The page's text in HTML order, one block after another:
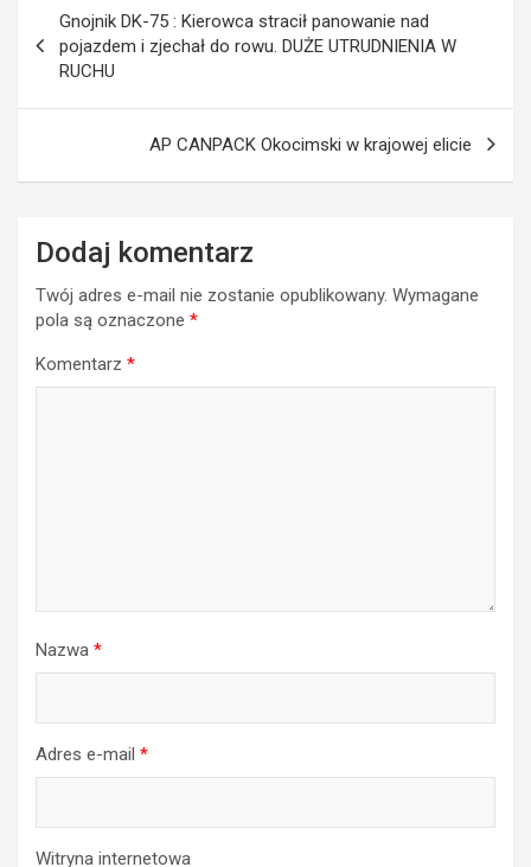
wpisu
Gnojnik DK-75 : Kierowca stracił panowanie nad
pojazdem i zjechał do rowu. DUŻE UTRUDNIENIA W
RUCHU
AP CANPACK Okocimski w krajowej elicie
Dodaj komentarz
Twój adres e-mail nie zostanie opublikowany. Wymagane
pola są oznaczone *
Komentarz *
Nazwa *
Adres e-mail *
Witryna internetowa